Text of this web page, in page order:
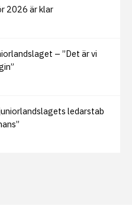
2026 är klar
– ”Det är vi
ledarstab